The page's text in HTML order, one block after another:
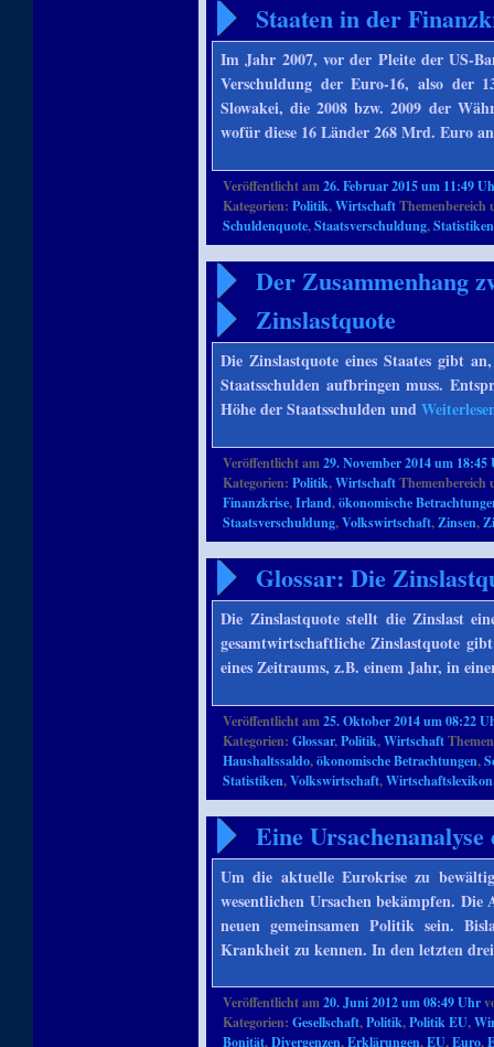
Staaten in der
Im Jahr 2007, vor der Pleite der US-
Verschuldung der Euro-16, also der
Slowakei, die 2008 bzw. 2009 der
wofür diese 16 Länder 268 Mrd. Euro
Veröffentlicht am26. Februar 2015 um 11:49
Kategorien:Politik,Wirtschaft
Schuldenquote,Staatsverschuldung,Statistiken
Der Zusammenhang
Zinslastquote
Die Zinslastquote eines Staates gibt
Staatsschulden aufbringen muss.
Höhe der Staatsschulden und
Veröffentlicht am29. November 2014 um 18:45
Kategorien:Politik,Wirtschaft
Finanzkrise,Irland,ökonomische
Staatsverschuldung,Volkswirtschaft,Zinsen,
Glossar: Die
Die Zinslastquote stellt die Zinslast
gesamtwirtschaftliche Zinslastquote
eines Zeitraums, z.B. einem Jahr, in
Veröffentlicht am25. Oktober 2014 um 08:22
Kategorien:Glossar,Politik,Wirtschaft
Haushaltssaldo,ökonomische Betrachtungen,
Statistiken,Volkswirtschaft,Wirtschaftslexikon
Eine
Um die aktuelle Eurokrise zu
wesentlichen Ursachen bekämpfen.
neuen gemeinsamen Politik sein.
Krankheit zu kennen. In den letzten
Veröffentlicht am20. Juni 2012 um 08:49 Uhr
Kategorien:Gesellschaft,Politik,Politik EU,
Bonität,Divergenzen,Erklärungen,EU,Euro,